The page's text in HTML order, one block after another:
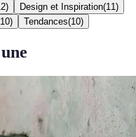
) Design et Inspiration(11 )
10) Tendances(10)